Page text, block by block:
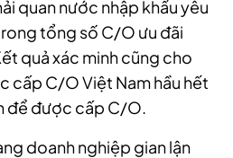
quan nước nhập khẩu yêu
tổng số C/O ưu đãi
quả xác minh cũng cho
cấp C/O Việt Nam hầu hết
để được cấp C/O.
doanh nghiệp gian lận